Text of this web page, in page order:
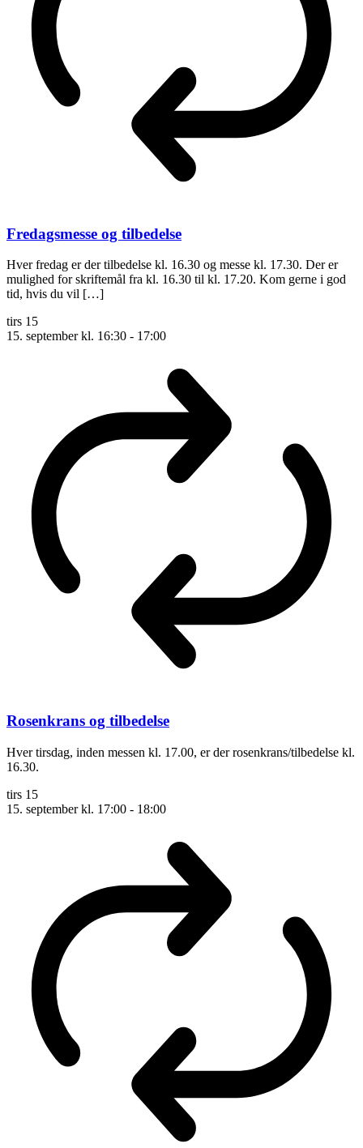
Fredagsmesse og tilbedelse
Hver fredag er der tilbedelse kl. 16.30 og messe kl. 17.30. Der er
mulighed for skriftemål fra kl. 16.30 til kl. 17.20. Kom gerne i god
tid, hvis du vil […]
tirs 15
15. september kl. 16:30 - 17:00
Rosenkrans og tilbedelse
Hver tirsdag, inden messen kl. 17.00, er der rosenkrans/tilbedelse kl.
16.30.
tirs 15
15. september kl. 17:00 - 18:00